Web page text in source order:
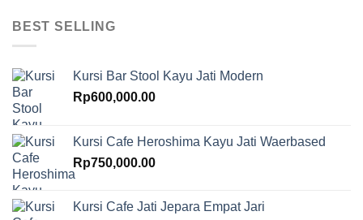
BEST SELLING
Kursi Bar Stool Kayu Jati Modern
Rp600,000.00
Kursi Cafe Heroshima Kayu Jati Waerbased
Rp750,000.00
Kursi Cafe Jati Jepara Empat Jari